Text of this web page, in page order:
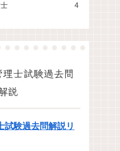
4
士試験過去問
説
試験過去問解説リ